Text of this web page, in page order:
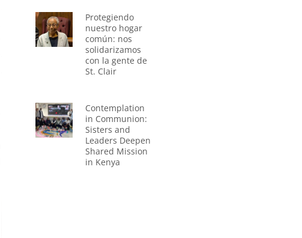
Protegiendo
nuestro hogar
común: nos
solidarizamos
con la gente de
St. Clair
Contemplation
in Communion:
Sisters and
Leaders Deepen
Shared Mission
in Kenya